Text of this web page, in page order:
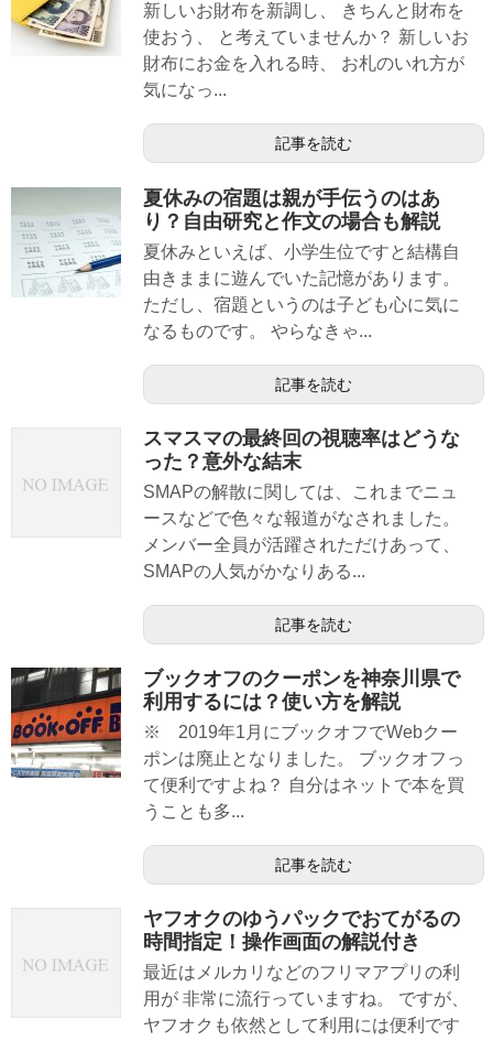
新しいお財布を新調し、 きちんと財布を
使おう、 と考えていませんか？ 新しいお
財布にお金を入れる時、 お札のいれ方が
気になっ...
記事を読む
夏休みの宿題は親が手伝うのはあ
り？自由研究と作文の場合も解説
夏休みといえば、小学生位ですと結構自
由きままに遊んでいた記憶があります。
ただし、宿題というのは子ども心に気に
なるものです。 やらなきゃ...
記事を読む
スマスマの最終回の視聴率はどうな
った？意外な結末
SMAPの解散に関しては、これまでニュ
ースなどで色々な報道がなされました。
メンバー全員が活躍されただけあって、
SMAPの人気がかなりある...
記事を読む
ブックオフのクーポンを神奈川県で
利用するには？使い方を解説
※ 2019年1月にブックオフでWebクー
ポンは廃止となりました。 ブックオフっ
て便利ですよね？ 自分はネットで本を買
うことも多...
記事を読む
ヤフオクのゆうパックでおてがるの
時間指定！操作画面の解説付き
最近はメルカリなどのフリマアプリの利
用が 非常に流行っていますね。 ですが、
ヤフオクも依然として利用には便利です